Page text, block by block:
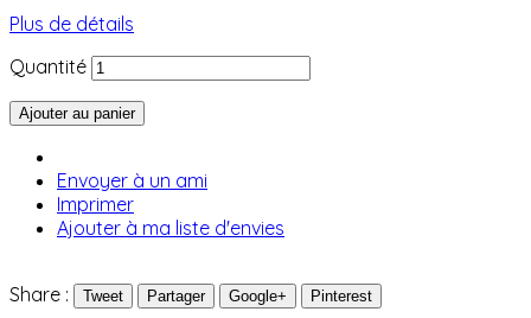
Plus de détails
Quantité
Ajouter au panier
Envoyer à un ami
Imprimer
Ajouter à ma liste d'envies
Share : Tweet Partager Google+ Pinterest